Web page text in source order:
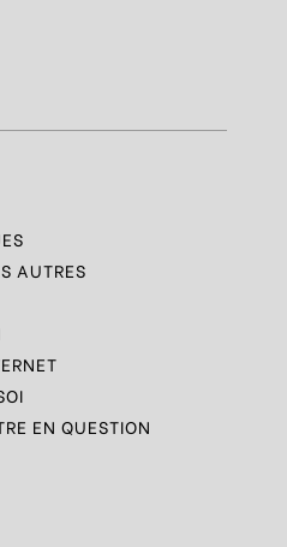
AUTRES
EN QUESTION